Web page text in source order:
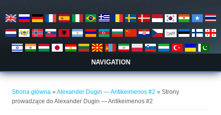
NAVIGATION
Strona główna »Alexander Dugin — Antikeimenos #2 » Strony
prowadzące do Alexander Dugin — Antikeimenos #2